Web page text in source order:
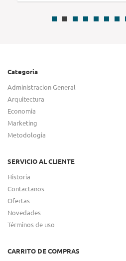
Categoria
Administracion General
Arquitectura
Economia
Marketing
Metodologia
SERVICIO AL CLIENTE
Historia
Contactanos
Ofertas
Novedades
Términos de uso
CARRITO DE COMPRAS